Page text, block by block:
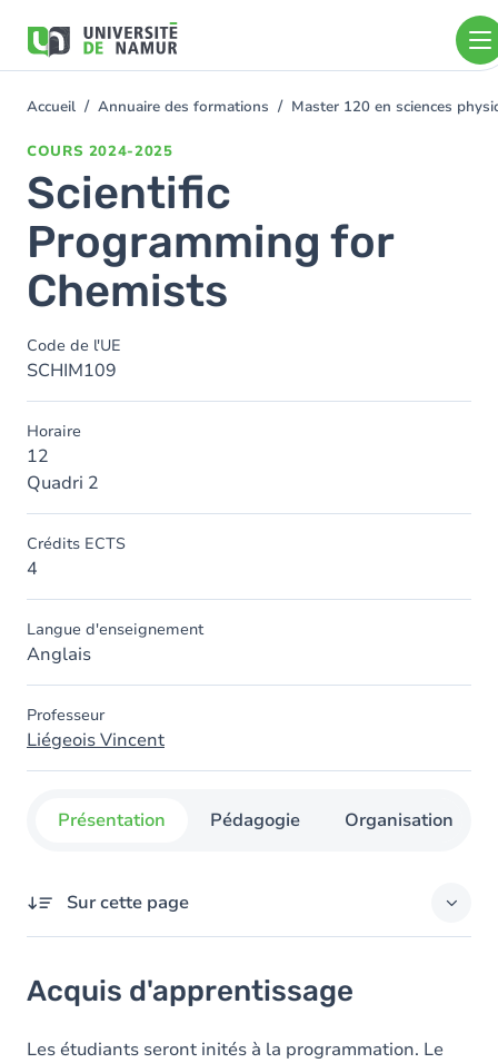
contenu
You
Accueil Annuaire des formations Master 120 en sciences
COURS 2024-2025
Scientific
Programming for
Chemists
Code de l'UE
SCHIM109
Horaire
12
Quadri 2
Crédits ECTS
4
Langue d'enseignement
Anglais
Professeur
Liégeois Vincent
Présentation Pédagogie Organisation
Sur cette page
Objectifs
Contenu
Acquis d'apprentissage
Les étudiants seront inités à la programmation. Le